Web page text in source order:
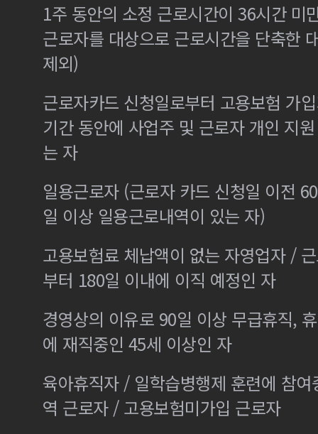
1주 동안의 소정 근로시간이 36시간 미
근로자를 대상으로 근로시간을 단축한
제외)
근로자카드 신청일로부터 고용보험 가
기간 동안에 사업주 및 근로자 개인 지
는 자
일용근로자 (근로자 카드 신청일 이전
일 이상 일용근로내역이 있는 자)
고용보험료 체납액이 없는 자영업자 /
부터 180일 이내에 이직 예정인 자
경영상의 이유로 90일 이상 무급휴직,
에 재직중인 45세 이상인 자
육아휴직자 / 일학습병행제 훈련에 참
역 근로자 / 고용보험미가입 근로자